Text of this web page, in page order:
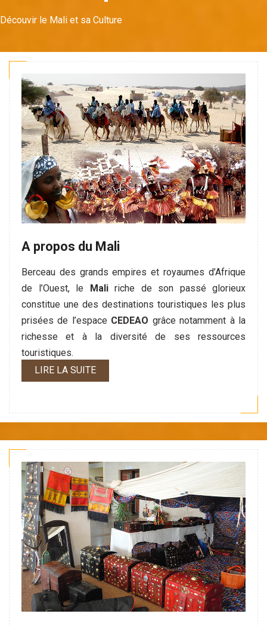
Découvir le Mali et sa Culture
A propos du Mali
Berceau des grands empires et royaumes d’Afrique
de l’Ouest, le Maliriche de son passé glorieux
constitue une des destinations touristiques les plus
prisées de l’espace CEDEAO grâce notamment à la
richesse et à la diversité de ses ressources
touristiques.
LIRE LA SUITE